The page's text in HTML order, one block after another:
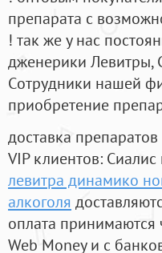
препарата с
! так же у нас
дженерики Левитры,
Cотрудники нашей
приобретение
доставка
VIP клиентов:
левитра динамико
алкоголя
оплата принимаются
Web Money и с